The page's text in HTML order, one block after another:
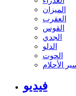
الميزان
العقرب
القوس
الجدي
الدلو
الحوت
الأحلام
فيديو